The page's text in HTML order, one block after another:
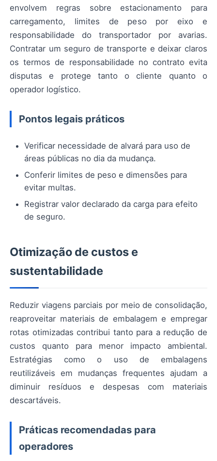
envolvem regras sobre estacionamento para
carregamento, limites de peso por eixo e
responsabilidade do transportador por avarias.
Contratar um seguro de transporte e deixar claros
os termos de responsabilidade no contrato evita
disputas e protege tanto o cliente quanto o
operador logístico.
Pontos legais práticos
Verificar necessidade de alvará para uso de
áreas públicas no dia da mudança.
Conferir limites de peso e dimensões para
evitar multas.
Registrar valor declarado da carga para efeito
de seguro.
Otimização de custos e
sustentabilidade
Reduzir viagens parciais por meio de consolidação,
reaproveitar materiais de embalagem e empregar
rotas otimizadas contribui tanto para a redução de
custos quanto para menor impacto ambiental.
Estratégias como o uso de embalagens
reutilizáveis em mudanças frequentes ajudam a
diminuir resíduos e despesas com materiais
descartáveis.
Práticas recomendadas para
operadores